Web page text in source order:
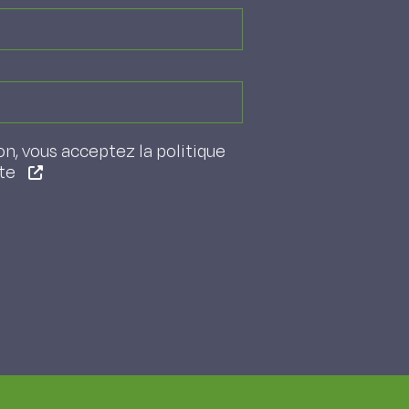
vous acceptez la politique